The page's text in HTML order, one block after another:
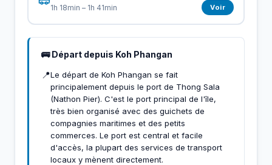
1h 18min – 1h 41min Voir
🚌 Départ depuis Koh Phangan
📍Le départ de Koh Phangan se fait
principalement depuis le port de Thong Sala
(Nathon Pier). C'est le port principal de l'île,
très bien organisé avec des guichets de
compagnies maritimes et des petits
commerces. Le port est central et facile
d'accès, la plupart des services de transport
locaux y mènent directement.